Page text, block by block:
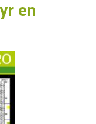
en